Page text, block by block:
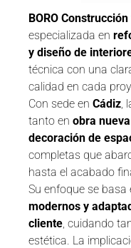
BORO
especializada en
y diseño de
técnica con una
calidad en cada
Con sede en Cádiz
tanto en obra nueva
decoración de
completas que
hasta el acabado
Su enfoque se basa
modernos y
cliente , cuidando
estética. La